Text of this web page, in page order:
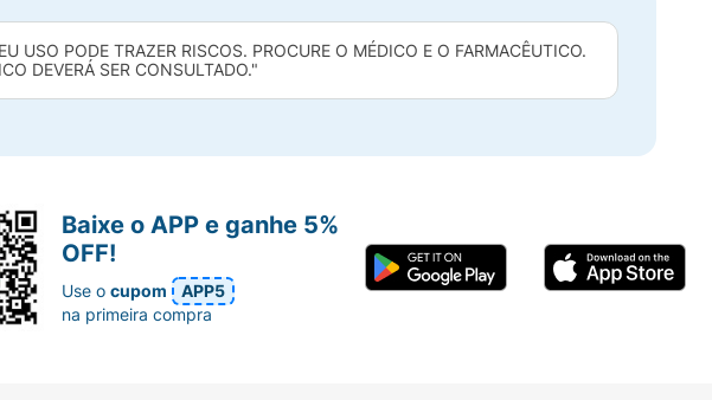
USO PODE TRAZER RISCOS. PROCURE O MÉDICO E O FARMACÊUTICO.
DEVERÁ SER CONSULTADO."
Baixe o APP e ganhe 5%
OFF!
Use ocupom
APP5
na primeira compra